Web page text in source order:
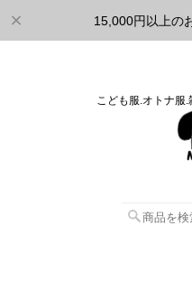
15,000円以上の
こども服.オトナ服